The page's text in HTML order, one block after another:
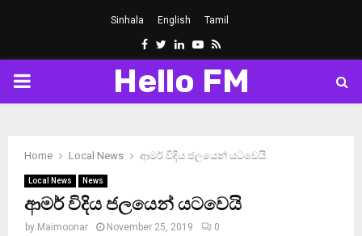
Sinhala English Tamil
Facebook
Twitter
LinkedinYoutube
Rss
PRIMARY
Hello FM
Home Local News ආමර් විදිය ජලයෙන් යටවෙයි
Local News News
ආමර් විදිය ජලයෙන් යටවෙයි
by Maimoonar November 25, 2019 0